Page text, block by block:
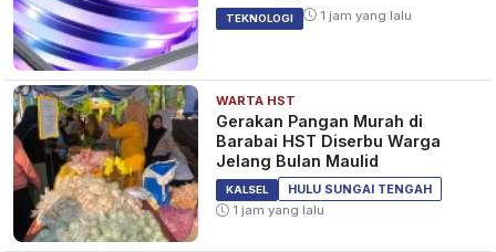
TEKNOLOGI 1 jam yang lalu
WARTA HST
Gerakan Pangan Murah di
Barabai HST Diserbu Warga
Jelang Bulan Maulid
KALSEL
HULU SUNGAI TENGAH
1 jam yang lalu